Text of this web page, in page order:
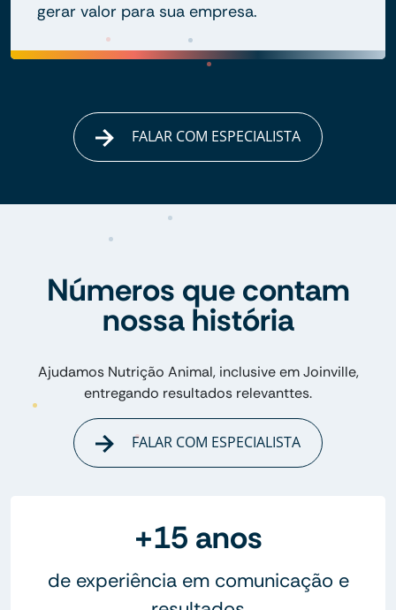
gerar valor para sua empresa.
FALAR COM ESPECIALISTA
Números que contam
nossa história
Ajudamos Nutrição Animal, inclusive em Joinville,
entregando resultados relevanttes.
FALAR COM ESPECIALISTA
+15 anos
de experiência em comunicação e